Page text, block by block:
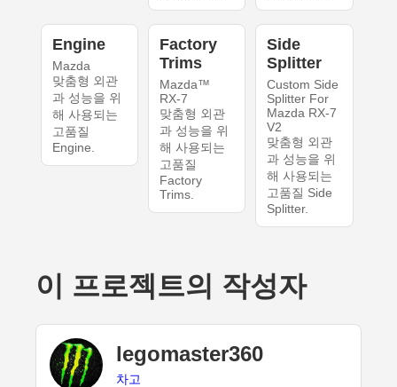
Engine
Mazda
맞춤형 외관
과 성능을 위
해 사용되는
고품질
Engine.
Factory
Trims
Mazda™
RX-7
맞춤형 외관
과 성능을 위
해 사용되는
고품질
Factory
Trims.
Side
Splitter
Custom Side
Splitter For
Mazda RX-7
V2
맞춤형 외관
과 성능을 위
해 사용되는
고품질 Side
Splitter.
이 프로젝트의 작성자
legomaster360
차고